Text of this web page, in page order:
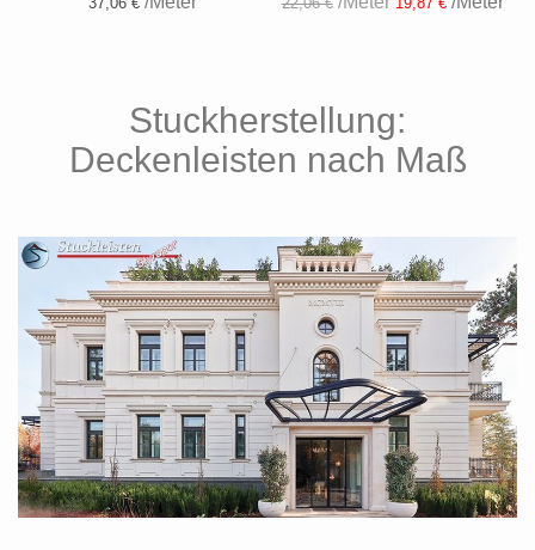
Stuckherstellung:
Deckenleisten nach Maß